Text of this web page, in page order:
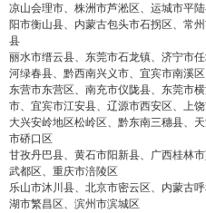
凉山会理市、株洲市芦淞区、运城市平
阳市衡山县、内蒙古包头市石拐区、常
县
丽水市缙云县、东莞市石龙镇、济宁市
河绿春县、黔西南兴义市、宜宾市南溪区
东营市东营区、南充市仪陇县、东莞市
市、宜宾市江安县、辽源市西安区、上
大兴安岭地区松岭区、黔东南三穗县、
市硚口区
甘孜丹巴县、黄石市阳新县、广西桂林
武都区、重庆市涪陵区
乐山市沐川县、北京市密云区、内蒙古
湖市繁昌区、滨州市滨城区